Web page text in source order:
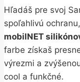
Hľadáš pre svoj
spoľahlivú
mobilNET
farbe získaš
výrezmi a
cool a funkčné.